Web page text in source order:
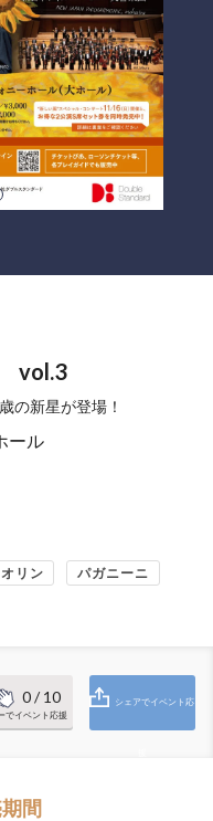
vol.3
の新星が登場！
ール
リン パガニーニ
0/ 10
でイベント応援
シェアでイベント応
間